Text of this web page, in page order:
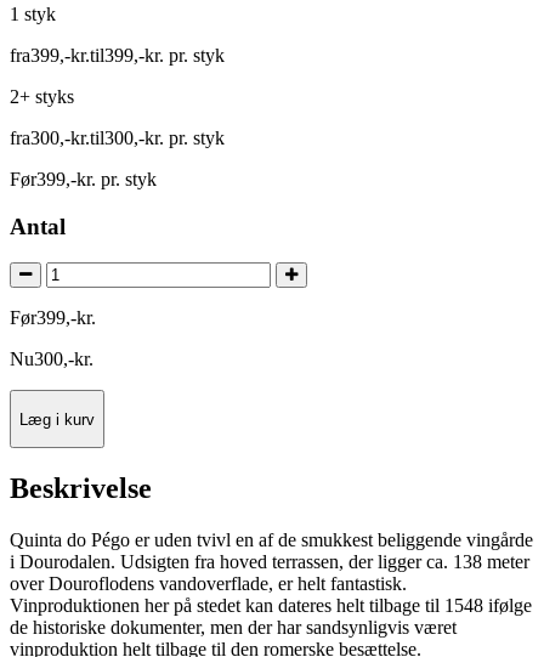
1 styk
fra399,-kr.til399,-kr. pr. styk
2+ styks
fra300,-kr.til300,-kr. pr. styk
Før399,-kr. pr. styk
Antal
Før399,-kr.
Nu300,-kr.
Læg i kurv
Beskrivelse
Quinta do Pégo er uden tvivl en af de smukkest beliggende vingårde
i Dourodalen. Udsigten fra hoved terrassen, der ligger ca. 138 meter
over Douroflodens vandoverflade, er helt fantastisk.
Vinproduktionen her på stedet kan dateres helt tilbage til 1548 ifølge
de historiske dokumenter, men der har sandsynligvis været
vinproduktion helt tilbage til den romerske besættelse.